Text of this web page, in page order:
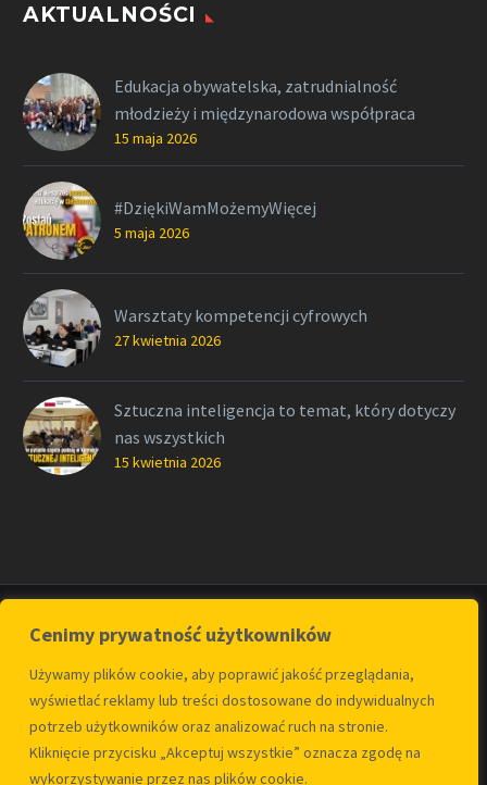
Cenimy prywatność użytkowników
Używamy plików cookie, aby poprawić jakość przeglądania,
wyświetlać reklamy lub treści dostosowane do indywidualnych
potrzeb użytkowników oraz analizować ruch na stronie.
Kliknięcie przycisku „Akceptuj wszystkie” oznacza zgodę na
wykorzystywanie przez nas plików cookie.
AKTUALNOŚCI
Edukacja obywatelska, zatrudnialność
młodzieży i międzynarodowa współpraca
15 maja 2026
#DziękiWamMożemyWięcej
5 maja 2026
Warsztaty kompetencji cyfrowych
27 kwietnia 2026
Sztuczna inteligencja to temat, który dotyczy
nas wszystkich
15 kwietnia 2026
Kontakt O fundacji Polityka Prywatności